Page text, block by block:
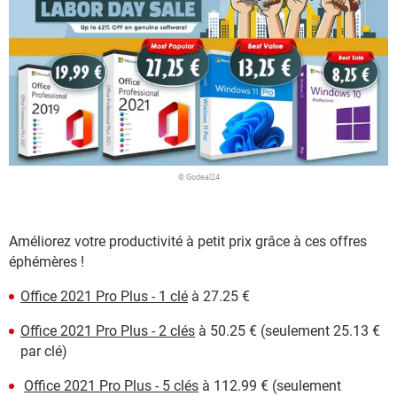
© Godeal24
Améliorez votre productivité à petit prix grâce à ces offres
éphémères !
Office 2021 Pro Plus - 1 clé à 27.25 €
Office 2021 Pro Plus - 2 clés à 50.25 € (seulement 25.13 €
par clé)
Office 2021 Pro Plus - 5 clés à 112.99 € (seulement